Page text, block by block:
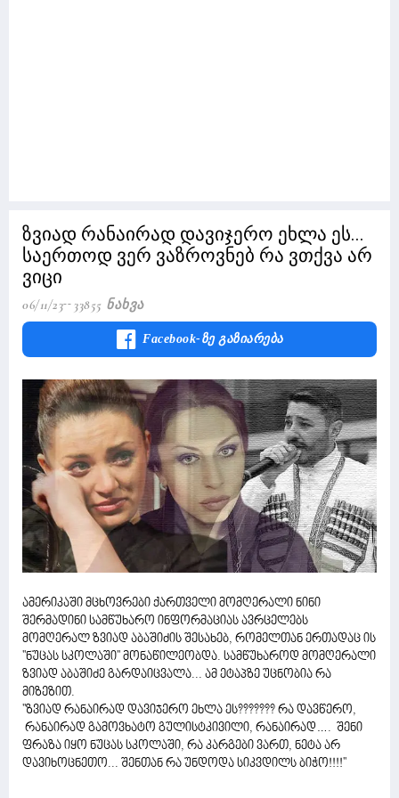
ზვიად რანაირად დავიჯერო ეხლა ეს...
საერთოდ ვერ ვაზროვნებ რა ვთქვა არ
ვიცი
06/11/23 33855 Ნახვა
Facebook-Ზე Გაზიარება
ამერიკაში მცხოვრები ქართველი მომღერალი ნინი
შერმადინი სამწუხარო ინფორმაციას ავრცელებს
მომღერალ ზვიად აბაშიძის შესახებ, რომელთან ერთადაც ის
''ნუცას სკოლაში'' მონაწილეობდა. სამწუხაროდ მომღერალი
ზვიად აბაშიძე გარდაიცვალა... ამ ეტაპზე უცნობია რა
მიზეზით.
''ზვიად რანაირად დავიჯერო ეხლა ეს??????? რა დავწერო,
რანაირად გამოვხატო გულისტკივილი, რანაირად…. შენი
ფრაზა იყო ნუცას სკოლაში, რა კარგები ვართ, ნეტა არ
დავიხოცნეთო... შენთან რა უნდოდა სიკვდილს ბიჭო!!!!''